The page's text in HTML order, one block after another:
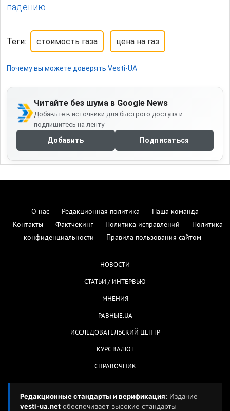
падению.
Теги: стоимость газа цена на газ
Почему вы можете доверять Vesti-UA
Читайте без шума в Google News
Добавьте в источники для быстрого доступа и
подпишитесь на ленту
Добавить Подписаться
О нас Редакционная политика
Наша команда
Контакты
Фактчекинг Политика исправлений
Политика
конфиденциальности
Правила пользования сайтом
НОВОСТИ
СТАТЬИ / ИНТЕРВЬЮ
МНЕНИЯ
РАВНЫЕ.UA
ИССЛЕДОВАТЕЛЬСКИЙ ЦЕНТР
КУРС ВАЛЮТ
СПРАВОЧНИК
Редакционные стандарты и верификация: Издание
vesti-ua.net обеспечивает высокие стандарты